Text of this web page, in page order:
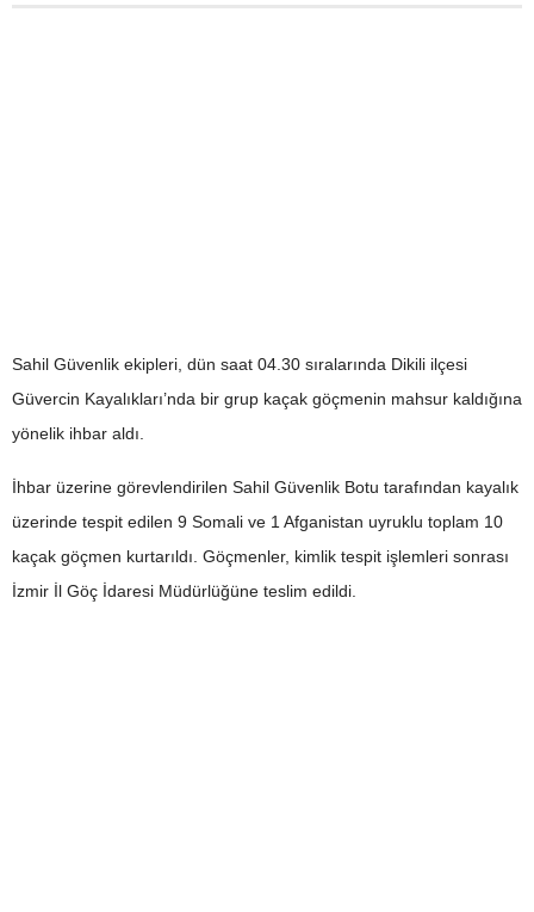
Sahil Güvenlik ekipleri, dün saat 04.30 sıralarında Dikili ilçesi
Güvercin Kayalıkları’nda bir grup kaçak göçmenin mahsur kaldığına
yönelik ihbar aldı.
İhbar üzerine görevlendirilen Sahil Güvenlik Botu tarafından kayalık
üzerinde tespit edilen 9 Somali ve 1 Afganistan uyruklu toplam 10
kaçak göçmen kurtarıldı. Göçmenler, kimlik tespit işlemleri sonrası
İzmir İl Göç İdaresi Müdürlüğüne teslim edildi.